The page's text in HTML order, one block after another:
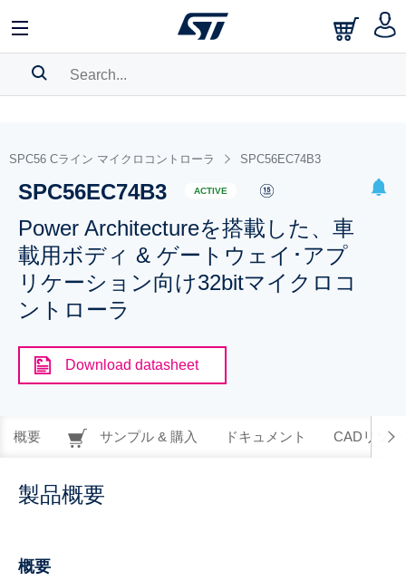
BOOKMARK
Pleaselog into show your saved searches.
SPC56 Cライン マイクロコントローラ SPC56EC74B3
SPC56EC74B3 ACTIVE
Power Architectureを搭載した、車
載用ボディ & ゲートウェイ･アプ
リケーション向け32bitマイクロコ
ントローラ
Download datasheet
概要 サンプル & 購入 ドキュメント CADリソー
製品概要
概要